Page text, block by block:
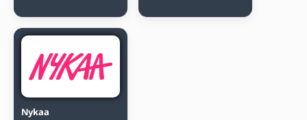
Nykaa